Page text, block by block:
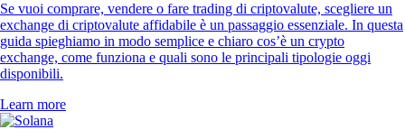
Se vuoi comprare, vendere o fare trading di criptovalute, scegliere un
exchange di criptovalute affidabile è un passaggio essenziale. In questa
guida spieghiamo in modo semplice e chiaro cos’è un crypto
exchange, come funziona e quali sono le principali tipologie oggi
disponibili.
Learn more